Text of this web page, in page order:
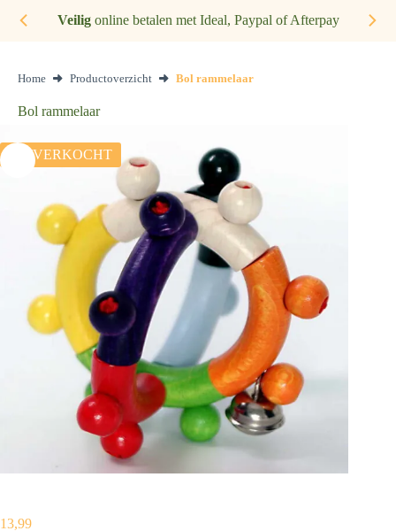
Veiligonline betalen met Ideal, Paypal of Afterpay
Home Productoverzicht Bol rammelaar
Bol rammelaar
UITVERKOCHT
13,99